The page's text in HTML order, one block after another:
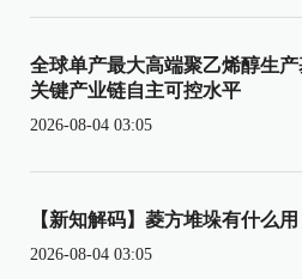
全球单产最大高端聚乙烯醇生
关键产业链自主可控水平
2026-08-04 03:05
【新知解码】菱方堆垛有什么用
2026-08-04 03:05